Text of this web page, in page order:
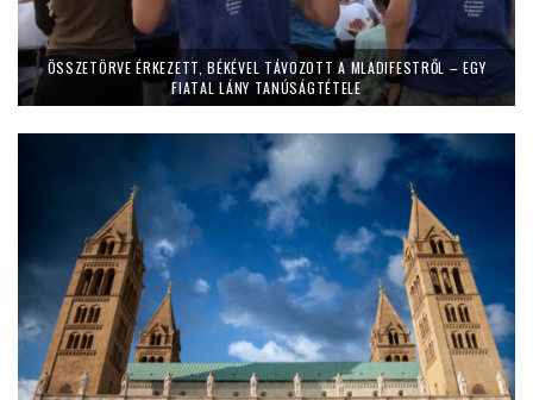
ÖSSZETÖRVE ÉRKEZETT, BÉKÉVEL TÁVOZOTT A MLADIFESTRŐL – EGY
FIATAL LÁNY TANÚSÁGTÉTELE